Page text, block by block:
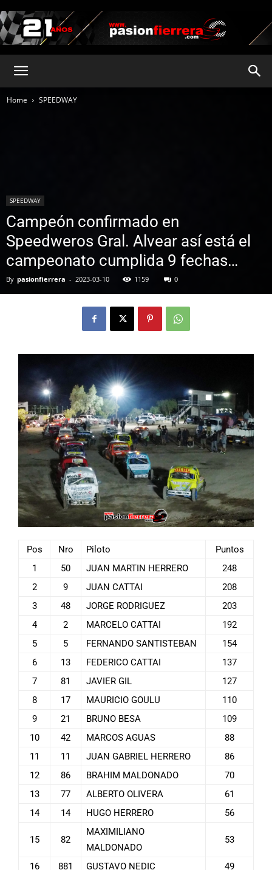
Home SPEEDWAY
SPEEDWAY
Campeón confirmado en
Speedweros Gral. Alvear así está el
campeonato cumplida 9 fechas…
By pasionfierrera - 2023-03-10 1159 0
Pos Nro Piloto
Puntos
1
50 JUAN MARTIN HERRERO
248
2
9 JUAN CATTAI
208
3
48 JORGE RODRIGUEZ
203
4
2 MARCELO CATTAI
192
5
5 FERNANDO SANTISTEBAN
154
6
13 FEDERICO CATTAI
137
7
81 JAVIER GIL
127
8
17 MAURICIO GOULU
110
9
21 BRUNO BESA
109
10
42 MARCOS AGUAS
88
11
11 JUAN GABRIEL HERRERO
86
12
86 BRAHIM MALDONADO
70
13
77 ALBERTO OLIVERA
61
14
14 HUGO HERRERO 56
15 82
MAXIMILIANO
MALDONADO
53
16 881 GUSTAVO NEDIC
49